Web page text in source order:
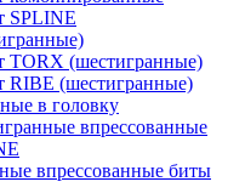
SPLINE
TORX (шестигранные)
RIBE (шестигранные)
в головку
впрессованные
впрессованные биты